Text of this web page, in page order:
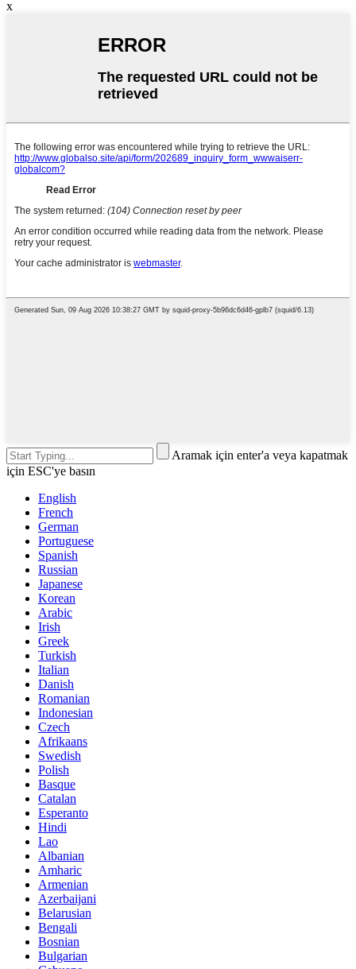
x
Aramak için enter'a veya kapatmak
için ESC'ye basın
English
French
German
Portuguese
Spanish
Russian
Japanese
Korean
Arabic
Irish
Greek
Turkish
Italian
Danish
Romanian
Indonesian
Czech
Afrikaans
Swedish
Polish
Basque
Catalan
Esperanto
Hindi
Lao
Albanian
Amharic
Armenian
Azerbaijani
Belarusian
Bengali
Bosnian
Bulgarian